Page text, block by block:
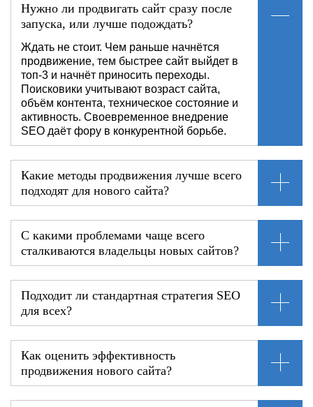
Нужно ли продвигать сайт сразу после
запуска, или лучше подождать?
Ждать не стоит. Чем раньше начнётся
продвижение, тем быстрее сайт выйдет в
топ-3 и начнёт приносить переходы.
Поисковики учитывают возраст сайта,
объём контента, техническое состояние и
активность. Своевременное внедрение
SEO даёт фору в конкурентной борьбе.
Какие методы продвижения лучше всего
подходят для нового сайта?
С какими проблемами чаще всего
сталкиваются владельцы новых сайтов?
Подходит ли стандартная стратегия SEO
для всех?
Как оценить эффективность
продвижения нового сайта?